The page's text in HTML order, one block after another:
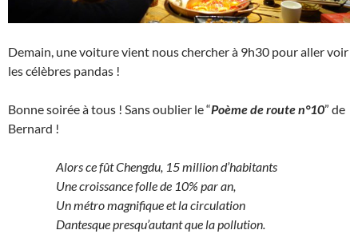
Demain, une voiture vient nous chercher à 9h30 pour aller voir
les célèbres pandas !
Bonne soirée à tous ! Sans oublier le “Poème de route n°10” de
Bernard !
Alors ce fût Chengdu, 15 million d’habitants
Une croissance folle de 10% par an,
Un métro magnifique et la circulation
Dantesque presqu’autant que la pollution.